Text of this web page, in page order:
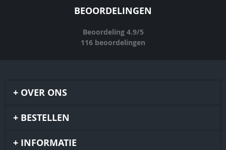
BEOORDELINGEN
Beoordeling 4.9/5
116 beoordelingen
OVER ONS
BESTELLEN
INFORMATIE